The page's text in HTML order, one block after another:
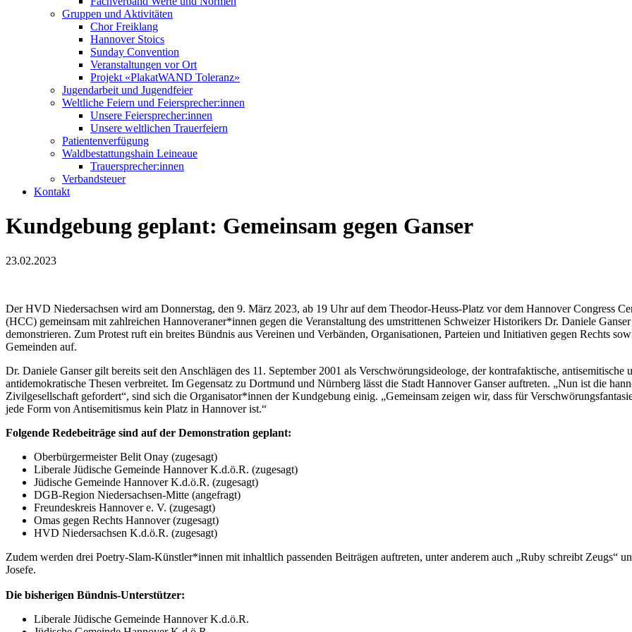
Gruppen und Aktivitäten
Chor Freiklang
Hannover Stoics
Sunday Convention
Veranstaltungen vor Ort
Projekt «PlakatWAND Toleranz»
Jugendarbeit und Jugendfeier
Weltliche Feiern und Feiersprecher:innen
Unsere Feiersprecher:innen
Unsere weltlichen Trauerfeiern
Patientenverfügung
Waldbestattungshain Leineaue
Trauersprecher:innen
Verbandsteuer
Kontakt
Kundgebung geplant: Gemeinsam gegen Ganser
23.02.2023
Der HVD Niedersachsen wird am Donnerstag, den 9. März 2023, ab 19 Uhr auf dem Theodor-Heuss-Platz vor dem Hannover Congress
(HCC) gemeinsam mit zahlreichen Hannoveraner*innen gegen die Veranstaltung des umstrittenen Schweizer Historikers Dr. Daniele Ganser
demonstrieren. Zum Protest ruft ein breites Bündnis aus Vereinen und Verbänden, Organisationen, Parteien und Initiativen gegen Rechts
Gemeinden auf.
Dr. Daniele Ganser gilt bereits seit den Anschlägen des 11. September 2001 als Verschwörungsideologe, der kontrafaktische, antisemitische
antidemokratische Thesen verbreitet. Im Gegensatz zu Dortmund und Nürnberg lässt die Stadt Hannover Ganser auftreten. „Nun ist die
Zivilgesellschaft gefordert“, sind sich die Organisator*innen der Kundgebung einig. „Gemeinsam zeigen wir, dass für
jede Form von Antisemitismus kein Platz in Hannover ist.“
Folgende Redebeiträge sind auf der Demonstration geplant:
Oberbürgermeister Belit Onay (zugesagt)
Liberale Jüdische Gemeinde Hannover K.d.ö.R. (zugesagt)
Jüdische Gemeinde Hannover K.d.ö.R. (zugesagt)
DGB-Region Niedersachsen-Mitte (angefragt)
Freundeskreis Hannover e. V. (zugesagt)
Omas gegen Rechts Hannover (zugesagt)
HVD Niedersachsen K.d.ö.R. (zugesagt)
Zudem werden drei Poetry-Slam-Künstler*innen mit inhaltlich passenden Beiträgen auftreten, unter anderem auch „Ruby schreibt Zeugs“
Josefe.
Die bisherigen Bündnis-Unterstützer:
Liberale Jüdische Gemeinde Hannover K.d.ö.R.